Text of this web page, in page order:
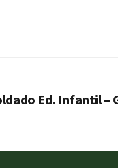
Ed. Infantil –